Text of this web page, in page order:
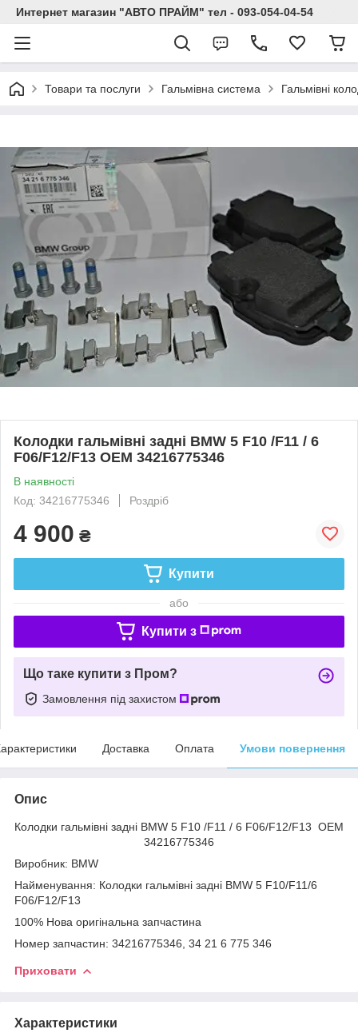
Интернет магазин "АВТО ПРАЙМ" тел - 093-054-04-54
Товари та послуги Гальмівна система Гальмівні
Колодки гальмівні задні BMW 5 F10 /F11 / 6
F06/F12/F13 OEM 34216775346
В наявності
Код: 34216775346
Роздріб
4 900 ₴
Купити
або
Купити з
Що таке купити з Пром?
Замовлення під захистом
Доставка Оплата Умови повернення
Опис
Колодки гальмівні задні BMW 5 F10 /F11 / 6 F06/F12/F13 OEM
34216775346
Виробник: BMW
Найменування: Колодки гальмівні задні BMW 5 F10/F11/6
F06/F12/F13
100% Нова оригінальна запчастина
Номер запчастин: 34216775346, 34 21 6 775 346
Приховати
Характеристики